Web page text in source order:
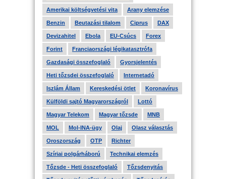
Amerikai költségvetési vita Arany elemzése
Benzin Beutazási tilalom Ciprus DAX
Devizahitel Ebola EU-Csúcs Forex
Forint Franciaországi légikatasztrófa
Gazdasági összefoglaló Gyorsjelentés
Heti tőzsdei összefoglaló Internetadó
Iszlám Állam Kereskedési ötlet Koronavírus
Külföldi sajtó Magyarországról Lottó
Magyar Telekom Magyar tőzsde MNB
MOL Mol-INA-ügy Olaj Olasz választás
Oroszország OTP Richter
Szíriai polgárháború Technikai elemzés
Tőzsde - Heti összefoglaló Tőzsdenyitás